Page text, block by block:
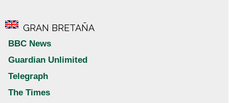
GRAN BRETAÑA
BBC News
Guardian Unlimited
Telegraph
The Times